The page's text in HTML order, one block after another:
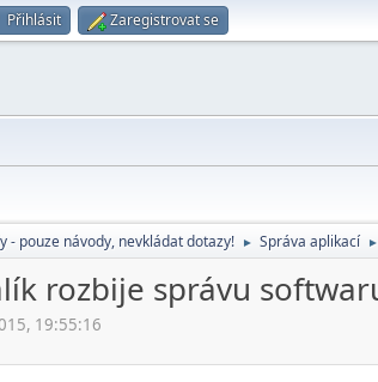
Přihlásit Zaregistrovat se
- pouze návody, nevkládat dotazy! ► Správa aplikací ►
rozbije správu
19:55:16